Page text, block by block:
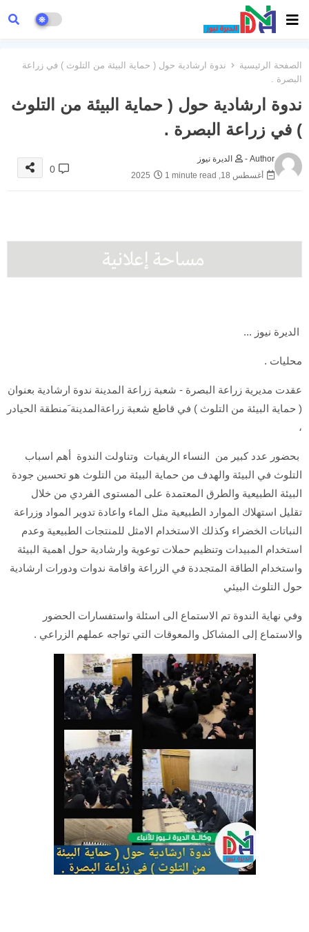
الصفحة الرئيسية
ندوة ارشادية حول ( حماية البيئة من التلوث ) في زراعة
البصرة .
ندوة ارشادية حول ( حماية البيئة من التلوث
) في زراعة البصرة .
Author -
الديرة نيوز
أغسطس 18, 2025
1 minute read
0
الديرة نيوز ...
محليات .
عقدت مديرية زراعة البصرة - شعبة زراعة المدينة ندوة ارشادية بعنوان
( حماية البيئة من التلوث ) في قاطع شعبة زراعةالمدينة َمنطقة الحيادر
،
بحضور عدد كبير من النساء الريفيات وتناولت الندوة أهم اسباب
التلوث في البيئة والهدف من حماية البيئة من التلوث هو تحسين جودة
البيئة الطبيعية والطرق المعتمدة على المستوى الفردي من خلال
تقليل استهلاك الموارد الطبيعية مثل الماء واعادة تدوير المواد وزراعة
النباتات الخضراء وكذلك الاستخدام الامثل للمنتجات الطبيعية وعدم
استخدام المبيدات وتنظيم حملات توعوية وارشادية حول اهمية البيئة
واستخدام الطاقة المتجددة في الزراعة واقامة ندوات ودورات ارشادية
حول التلوث البيئي
وفي نهاية الندوة تم الاستماع الى اسئلة واستفسارات الحضور
والاستماع إلى المشاكل والمعوقات التي تواجه عملهم الزراعي .